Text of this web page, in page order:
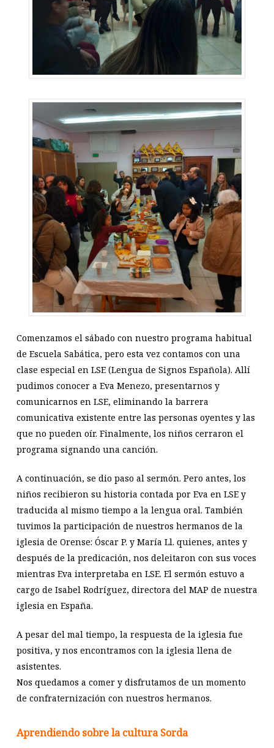
Comenzamos el sábado con nuestro programa habitual
de Escuela Sabática, pero esta vez contamos con una
clase especial en LSE (Lengua de Signos Española). Allí
pudimos conocer a Eva Menezo, presentarnos y
comunicarnos en LSE, eliminando la barrera
comunicativa existente entre las personas oyentes y las
que no pueden oír. Finalmente, los niños cerraron el
programa signando una canción.
A continuación, se dio paso al sermón. Pero antes, los
niños recibieron su historia contada por Eva en LSE y
traducida al mismo tiempo a la lengua oral. También
tuvimos la participación de nuestros hermanos de la
iglesia de Orense: Óscar P. y María Ll. quienes, antes y
después de la predicación, nos deleitaron con sus voces
mientras Eva interpretaba en LSE. El sermón estuvo a
cargo de Isabel Rodríguez, directora del MAP de nuestra
iglesia en España.
A pesar del mal tiempo, la respuesta de la iglesia fue
positiva, y nos encontramos con la iglesia llena de
asistentes.
Nos quedamos a comer y disfrutamos de un momento
de confraternización con nuestros hermanos.
Aprendiendo sobre la cultura Sorda